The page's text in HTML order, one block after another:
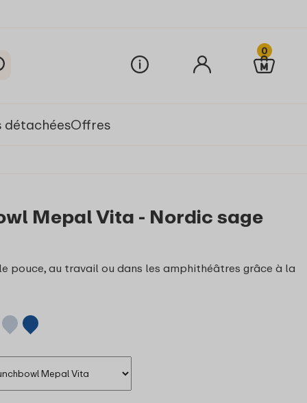
0
détachéesOffres
Mepal Vita - Nordic sage
pouce, au travail ou dans les amphithéâtres grâce à la